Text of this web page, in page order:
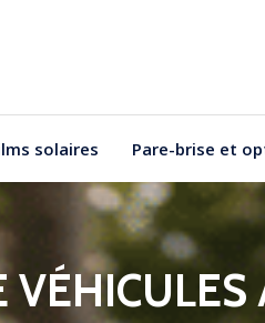
solaires Pare-brise et